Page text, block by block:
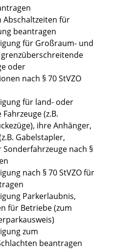
Abschaltzeiten für
beantragen
für Großraum- und
oder
nach § 70 StVZO
für land- oder
(z.B.
ihre Anhänger,
Gabelstapler,
nach §
nach § 70 StVZO für
Parkerlaubnis,
für Betriebe (zum
zum
beantragen